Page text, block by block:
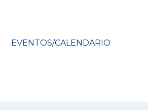
EVENTOS/CALENDARIO